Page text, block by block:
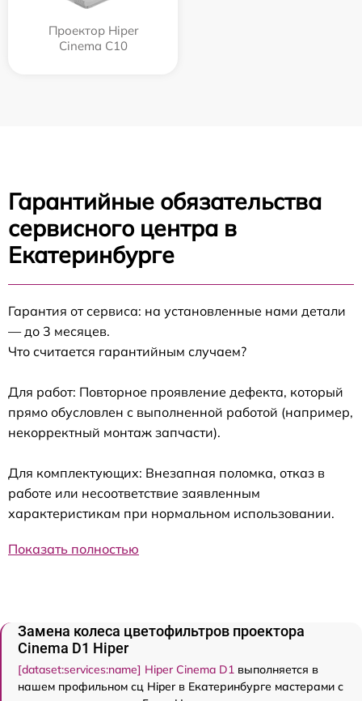
Проектор Hiper
Cinema C10
Гарантийные обязательства
сервисного центра в
Екатеринбурге
Гарантия от сервиса: на установленные нами детали
— до 3 месяцев.
Что считается гарантийным случаем?
Для работ: Повторное проявление дефекта, который
прямо обусловлен с выполненной работой (например,
некорректный монтаж запчасти).
Для комплектующих: Внезапная поломка, отказ в
работе или несоответствие заявленным
характеристикам при нормальном использовании.
Показать полностью
Замена колеса цветофильтров проектора
Cinema D1 Hiper
[dataset:services:name] Hiper Cinema D1 выполняется в
нашем профильном сц Hiper в Екатеринбурге мастерами с